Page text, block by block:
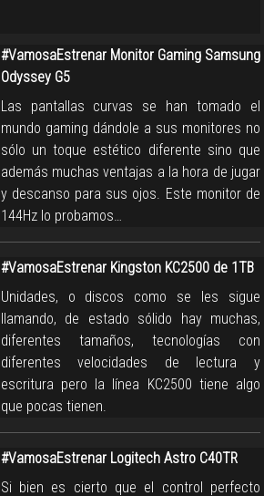
#VamosaEstrenar Monitor Gaming Samsung
Odyssey G5
Las pantallas curvas se han tomado el
mundo gaming dándole a sus monitores no
sólo un toque estético diferente sino que
además muchas ventajas a la hora de jugar
y descanso para sus ojos. Este monitor de
144Hz lo probamos…
#VamosaEstrenar Kingston KC2500 de 1TB
Unidades, o discos como se les sigue
llamando, de estado sólido hay muchas,
diferentes tamaños, tecnologías con
diferentes velocidades de lectura y
escritura pero la línea KC2500 tiene algo
que pocas tienen.
#VamosaEstrenar Logitech Astro C40TR
Si bien es cierto que el control perfecto